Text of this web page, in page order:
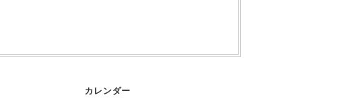
カレンダー